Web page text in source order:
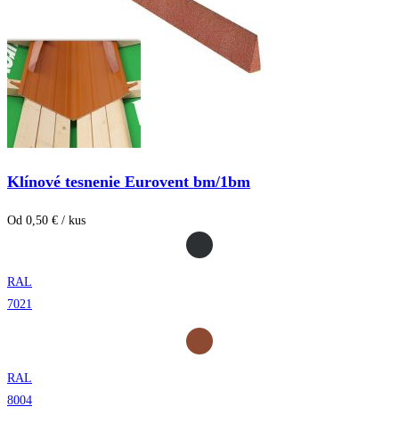
Klínové tesnenie Eurovent bm/1bm
Od 0,50 € / kus
RAL
7021
RAL
8004